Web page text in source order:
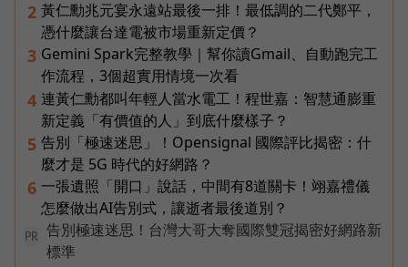
2 黃仁勳兆元宴永遠站最後一排！最低調的二代鄭平，
憑什麼讓台達電被市場重新定價？
3 Gemini Spark完整教學｜幫你讀Gmail、自動跑完工
作流程，3個超實用情境一次看
4 連黃仁勳都叫年輕人當水電工！程世嘉：智慧通膨重
新定義「有價值的人」到底什麼樣子？
5 告別「極速迷思」！Opensignal 國際評比揭密：什
麼才是 5G 時代的好網路？
6 一張遺照「開口」說話，中間有8道關卡！翊嘉禮儀
怎麼做出AI告別式，讓逝者最後道別？
PR
告別極速迷思！台灣大哥大奪國際雙冠揭密好網路新
標準